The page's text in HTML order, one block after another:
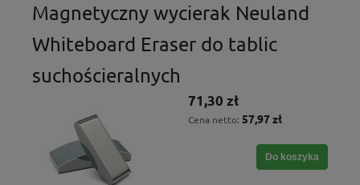
Magnetyczny wycierak Neuland
Whiteboard Eraser do tablic
suchościeralnych
71,30 zł
Cena netto: 57,97 zł
Do koszyka